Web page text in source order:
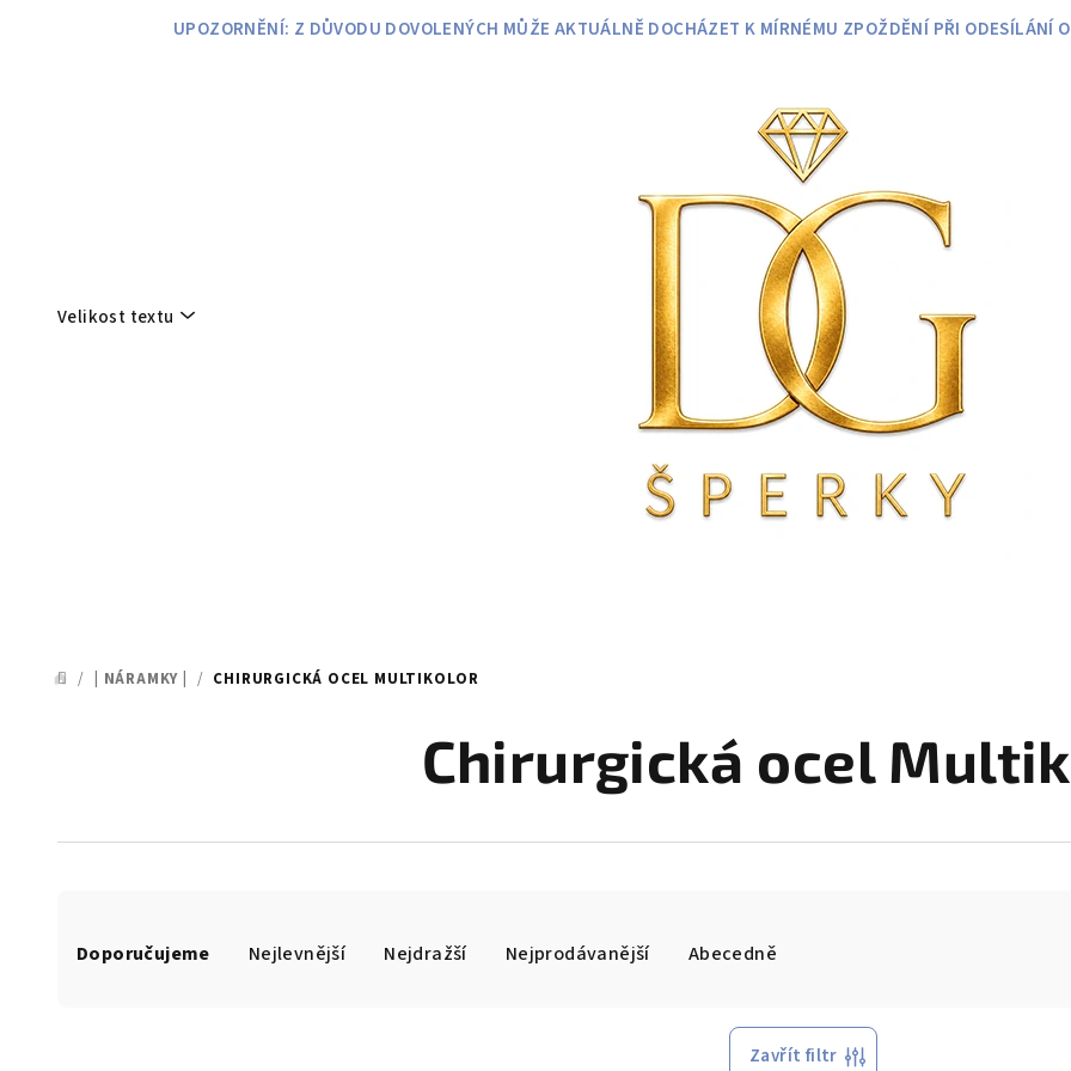
UPOZORNĚNÍ: Z DŮVODU DOVOLENÝCH MŮŽE AKTUÁLNĚ DOCHÁZET K MÍRNÉMU ZPOŽDĚNÍ PŘI ODESÍLÁNÍ
Velikost textu
DOMŮ
/ | NÁRAMKY | / CHIRURGICKÁ OCEL MULTIKOLOR
Chirurgická ocel
aDoporučujeme Nejlevnější Nejdražší Nejprodávanější Abecedně
Zavřít filtr